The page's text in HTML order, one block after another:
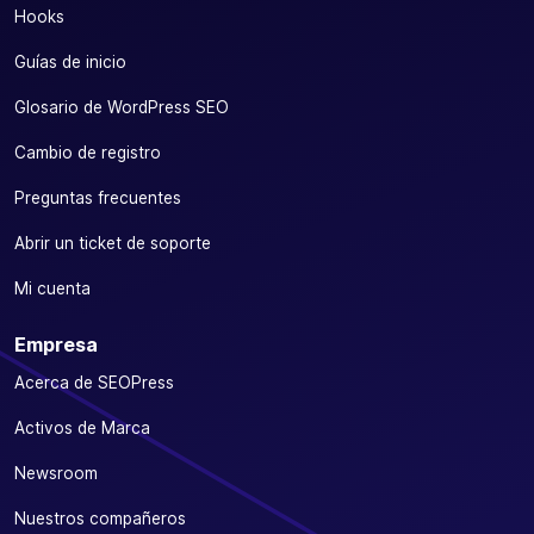
Hooks
Guías de inicio
Glosario de WordPress SEO
Cambio de registro
Preguntas frecuentes
Abrir un ticket de soporte
Mi cuenta
Empresa
Acerca de SEOPress
Activos de Marca
Newsroom
Nuestros compañeros